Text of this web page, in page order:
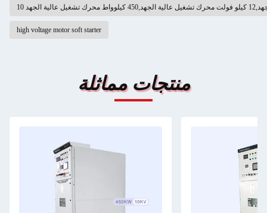
الجهد
high voltage motor soft starter
منتجات مماثلة